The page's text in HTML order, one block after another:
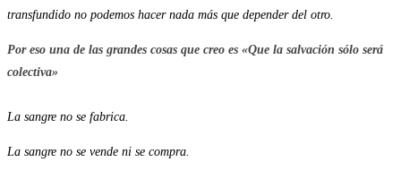
transfundido no podemos hacer nada más que depender del otro.
Por eso una de las grandes cosas que creo es «Que la salvación sólo será
colectiva»
La sangre no se fabrica.
La sangre no se vende ni se compra.